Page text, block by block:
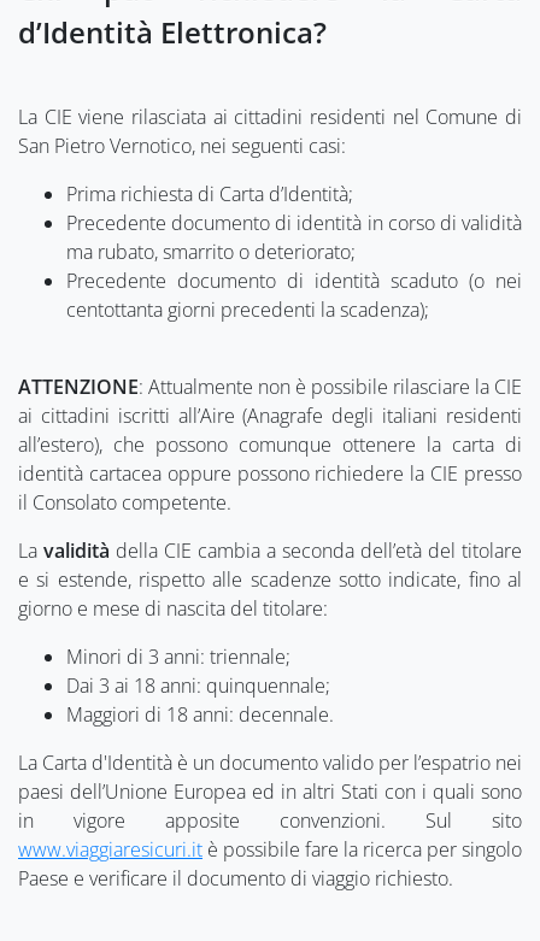
d’Identità Elettronica?
La CIE viene rilasciata ai cittadini residenti nel Comune di
San Pietro Vernotico, nei seguenti casi:
Prima richiesta di Carta d’Identità;
Precedente documento di identità in corso di validità
ma rubato, smarrito o deteriorato;
Precedente documento di identità scaduto (o nei
centottanta giorni precedenti la scadenza);
ATTENZIONE: Attualmente non è possibile rilasciare la CIE
ai cittadini iscritti all’Aire (Anagrafe degli italiani residenti
all’estero), che possono comunque ottenere la carta di
identità cartacea oppure possono richiedere la CIE presso
il Consolato competente.
La validità della CIE cambia a seconda dell’età del titolare
e si estende, rispetto alle scadenze sotto indicate, fino al
giorno e mese di nascita del titolare:
Minori di 3 anni: triennale;
Dai 3 ai 18 anni: quinquennale;
Maggiori di 18 anni: decennale.
La Carta d'Identità è un documento valido per l’espatrio nei
paesi dell’Unione Europea ed in altri Stati con i quali sono
in vigore apposite convenzioni. Sul sito
www.viaggiaresicuri.it è possibile fare la ricerca per singolo
Paese e verificare il documento di viaggio richiesto.